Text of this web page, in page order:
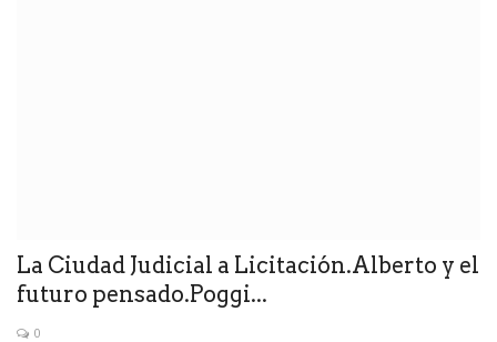
La Ciudad Judicial a Licitación.Alberto y el
futuro pensado.Poggi...
0